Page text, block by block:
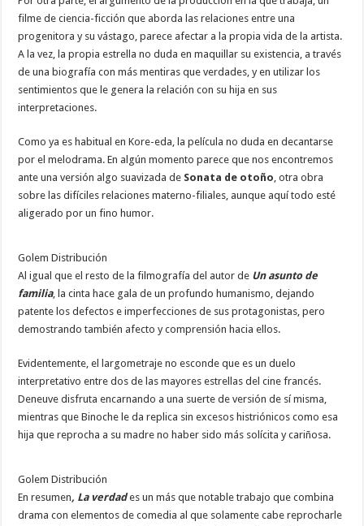
filme de ciencia-ficción que aborda las relaciones entre una
progenitora y su vástago, parece afectar a la propia vida de la artista.
A la vez, la propia estrella no duda en maquillar su existencia, a través
de una biografía con más mentiras que verdades, y en utilizar los
sentimientos que le genera la relación con su hija en sus
interpretaciones.
Como ya es habitual en Kore-eda, la película no duda en decantarse
por el melodrama. En algún momento parece que nos encontremos
ante una versión algo suavizada de Sonata de otoño, otra obra
sobre las difíciles relaciones materno-filiales, aunque aquí todo esté
aligerado por un fino humor.
Golem Distribución
Al igual que el resto de la filmografía del autor de Un asunto de
familia, la cinta hace gala de un profundo humanismo, dejando
patente los defectos e imperfecciones de sus protagonistas, pero
demostrando también afecto y comprensión hacia ellos.
Evidentemente, el largometraje no esconde que es un duelo
interpretativo entre dos de las mayores estrellas del cine francés.
Deneuve disfruta encarnando a una suerte de versión de sí misma,
mientras que Binoche le da replica sin excesos histriónicos como esa
hija que reprocha a su madre no haber sido más solícita y cariñosa.
Golem Distribución
En resumen, La verdades un más que notable trabajo que combina
drama con elementos de comedia al que solamente cabe reprocharle